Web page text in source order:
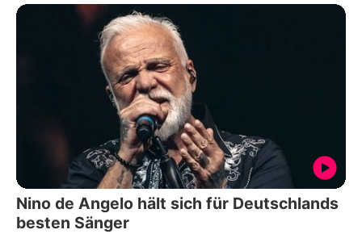
Nino de Angelo hält sich für Deutschlands
besten Sänger